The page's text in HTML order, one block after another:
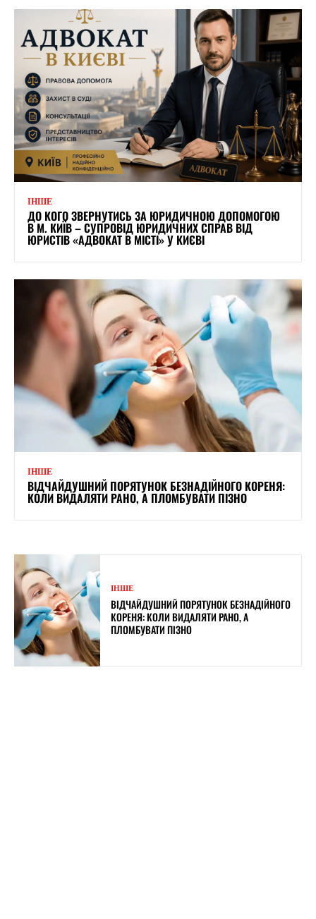
ІНШЕ
ДО КОГО ЗВЕРНУТИСЬ ЗА ЮРИДИЧНОЮ ДОПОМОГОЮ
В М. КИЇВ – СУПРОВІД ЮРИДИЧНИХ СПРАВ ВІД
ЮРИСТІВ «АДВОКАТ В МІСТІ» У КИЄВІ
ІНШЕ
ВІДЧАЙДУШНИЙ ПОРЯТУНОК БЕЗНАДІЙНОГО КОРЕНЯ:
КОЛИ ВИДАЛЯТИ РАНО, А ПЛОМБУВАТИ ПІЗНО
ІНШЕ
ВІДЧАЙДУШНИЙ ПОРЯТУНОК БЕЗНАДІЙНОГО
КОРЕНЯ: КОЛИ ВИДАЛЯТИ РАНО, А
ПЛОМБУВАТИ ПІЗНО